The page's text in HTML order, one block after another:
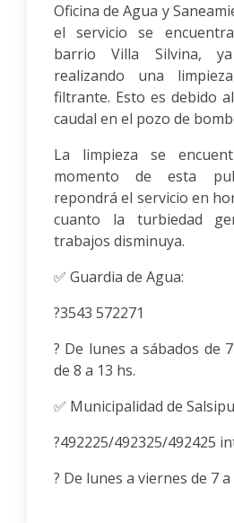
Oficina de Agua y
el servicio se
barrio Villa Silvina,
realizando una
filtrante. Esto es debido
caudal en el pozo de
La limpieza se
momento de esta
repondrá el servicio en
cuanto la turbiedad
trabajos disminuya.
✅ Guardia de Agua:
?3543 572271
? De lunes a sábados de
de 8 a 13 hs.
✅ Municipalidad de
?492225/492325/492425
? De lunes a viernes de 7 a